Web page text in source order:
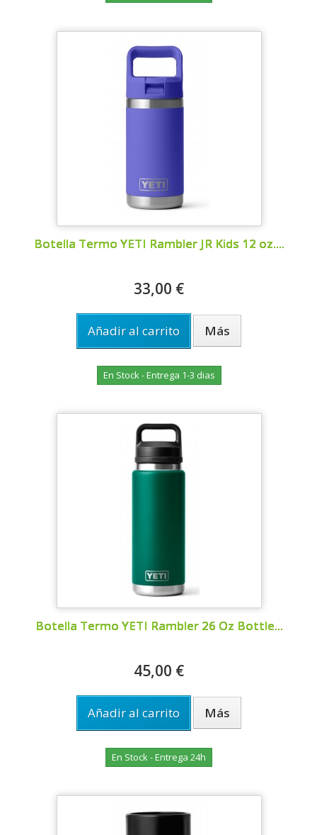
Botella Termo YETI Rambler JR Kids 12 oz....
33,00 €
Añadir al carrito Más
En Stock - Entrega 1-3 dias
Botella Termo YETI Rambler 26 Oz Bottle...
45,00 €
Añadir al carrito Más
En Stock - Entrega 24h